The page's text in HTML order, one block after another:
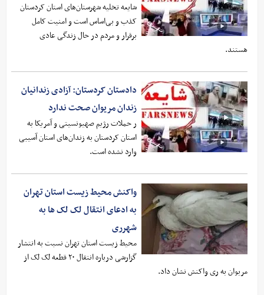
شایعه تخلیه شهرستان‌های استان کردستان
کذب و بی‌اساس است و امنیت کامل
برقرار و مردم در حال زندگی عادی
هستند.
دادستان کردستان: آزادی زندانیان
زندان مریوان صحت ندارد
ر حملات رژیم صهیونسیتی و آمریکا به
استان کردستان به زندان‌های استان آسیبی
وارد نشده است.
واکنش محیط‌ زیست استان تهران
به ادعای انتقال لک‌ لک‌ ها به
شهرری
محیط زیست استان تهران نسبت به انتشار
گزارشی درباره انتقال ۲۰ قطعه لک‌ لک از
مریوان به ری واکنش نشان داد.